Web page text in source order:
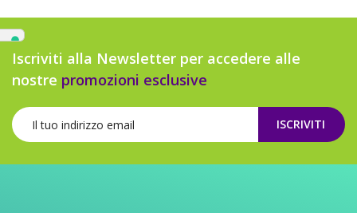
Iscriviti alla Newsletter per accedere alle
nostre promozioni esclusive
ISCRIVITI